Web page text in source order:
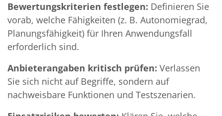
Bewertungskriterien festlegen: Definieren Sie
vorab, welche Fähigkeiten (z. B. Autonomiegrad,
Planungsfähigkeit) für Ihren Anwendungsfall
erforderlich sind.
Anbieterangaben kritisch prüfen: Verlassen
Sie sich nicht auf Begriffe, sondern auf
nachweisbare Funktionen und Testszenarien.